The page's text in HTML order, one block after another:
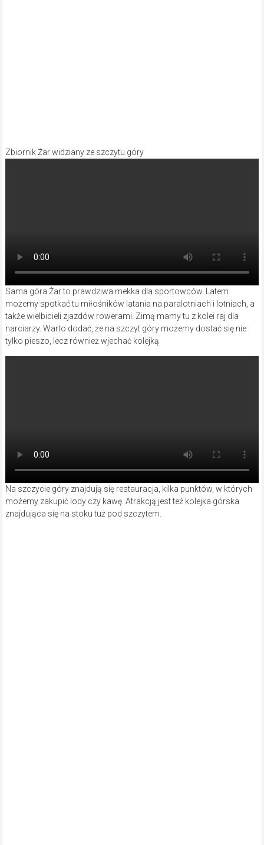
Zbiornik Żar widziany ze szczytu góry
Sama góra Żar to prawdziwa mekka dla sportowców. Latem
możemy spotkać tu miłośników latania na paralotniach i lotniach, a
także wielbicieli zjazdów rowerami. Zimą mamy tu z kolei raj dla
narciarzy. Warto dodać, że na szczyt góry możemy dostać się nie
tylko pieszo, lecz również wjechać kolejką.
Na szczycie góry znajdują się restauracja, kilka punktów, w których
możemy zakupić lody czy kawę. Atrakcją jest też kolejka górska
znajdująca się na stoku tuż pod szczytem.